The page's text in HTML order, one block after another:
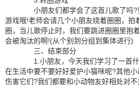
小朋友们都学会了这首儿歌了吗?
游戏哦!老师会请几个小朋友绕着圈圈，拍
圈，当儿歌停止时，我们要跳进圈圈里抱
会被淘汰的啊!(从个别到分组到集体进行)
三、结束部分
1.小朋友，今天我们学习了一首什
在生活中要不要好好爱护小猫咪呢?其他
伤害它们?我们都要和小动物友好相处对不